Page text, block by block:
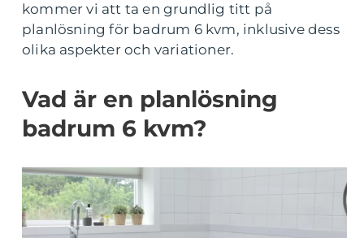
kommer vi att ta en grundlig titt på
planlösning för badrum 6 kvm, inklusive dess
olika aspekter och variationer.
Vad är en planlösning
badrum 6 kvm?